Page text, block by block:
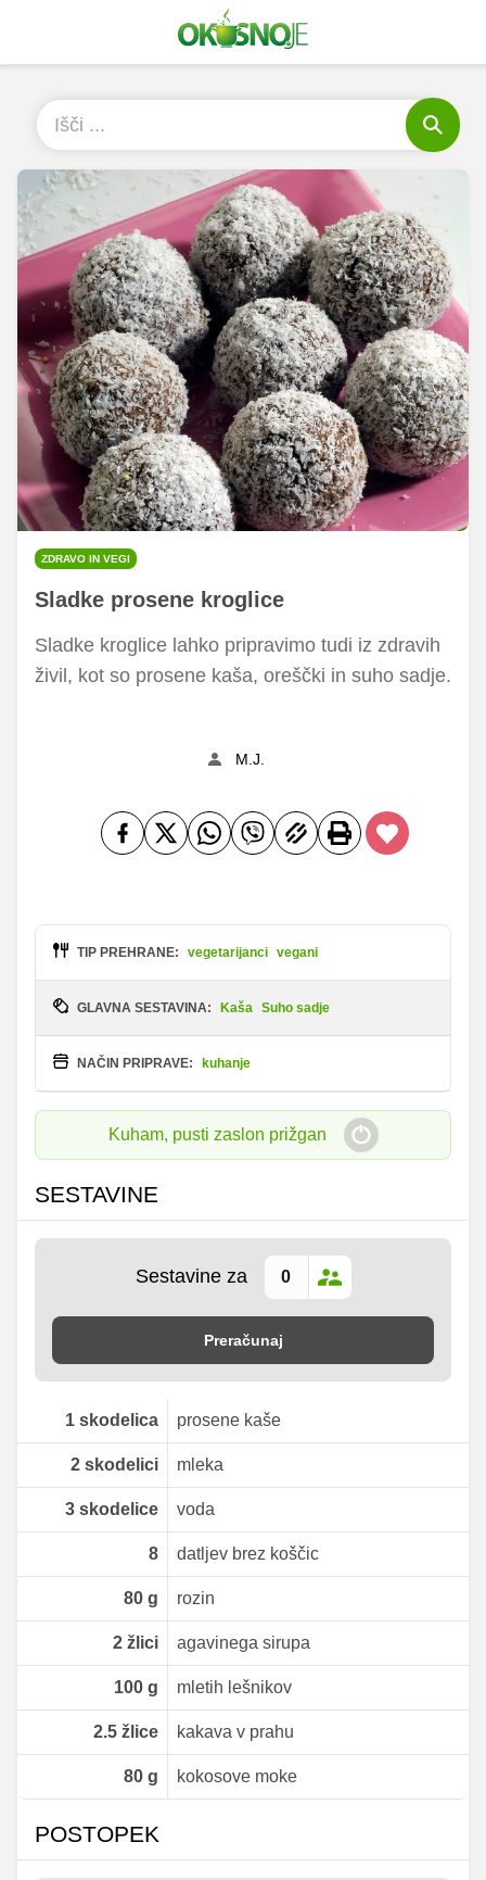
ZDRAVO IN VEGI
Sladke prosene kroglice
Sladke kroglice lahko pripravimo tudi iz zdravih
živil, kot so prosene kaša, oreščki in suho sadje.
M.J.
TIP PREHRANE: vegetarijanci vegani
GLAVNA SESTAVINA: Kaša Suho sadje
NAČIN PRIPRAVE: kuhanje
Kuham, pusti zaslon prižgan
SESTAVINE
Sestavine za
Preračunaj
1skodelica prosene kaše
2skodelici mleka
3skodelice voda
8 datljev brez koščic
80g rozin
2žlici agavinega sirupa
100g mletih lešnikov
2.5žlice kakava v prahu
80g kokosove moke
POSTOPEK